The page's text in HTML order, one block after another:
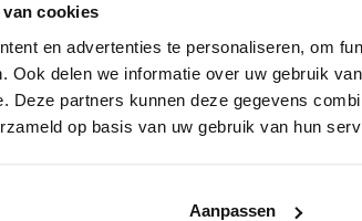
cookies
en advertenties te personaliseren, om
Ook delen we informatie over uw gebruik
Deze partners kunnen deze gegevens
op basis van uw gebruik van hun
Aanpassen
we jouw bankrekeningnummer nodig.
nummer vermelden.
met het rekeningnummer
na retourmelding terugbetaald.